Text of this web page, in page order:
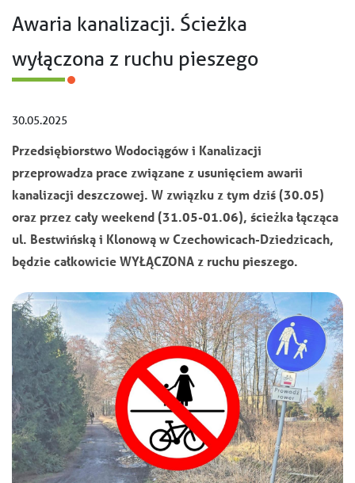
Awaria kanalizacji. Ścieżka
wyłączona z ruchu pieszego
30.05.2025
Przedsiębiorstwo Wodociągów i Kanalizacji
przeprowadza prace związane z usunięciem awarii
kanalizacji deszczowej. W związku z tym dziś (30.05)
oraz przez cały weekend (31.05-01.06), ścieżka łącząca
ul. Bestwińską i Klonową w Czechowicach-Dziedzicach,
będzie całkowicie WYŁĄCZONA z ruchu pieszego.